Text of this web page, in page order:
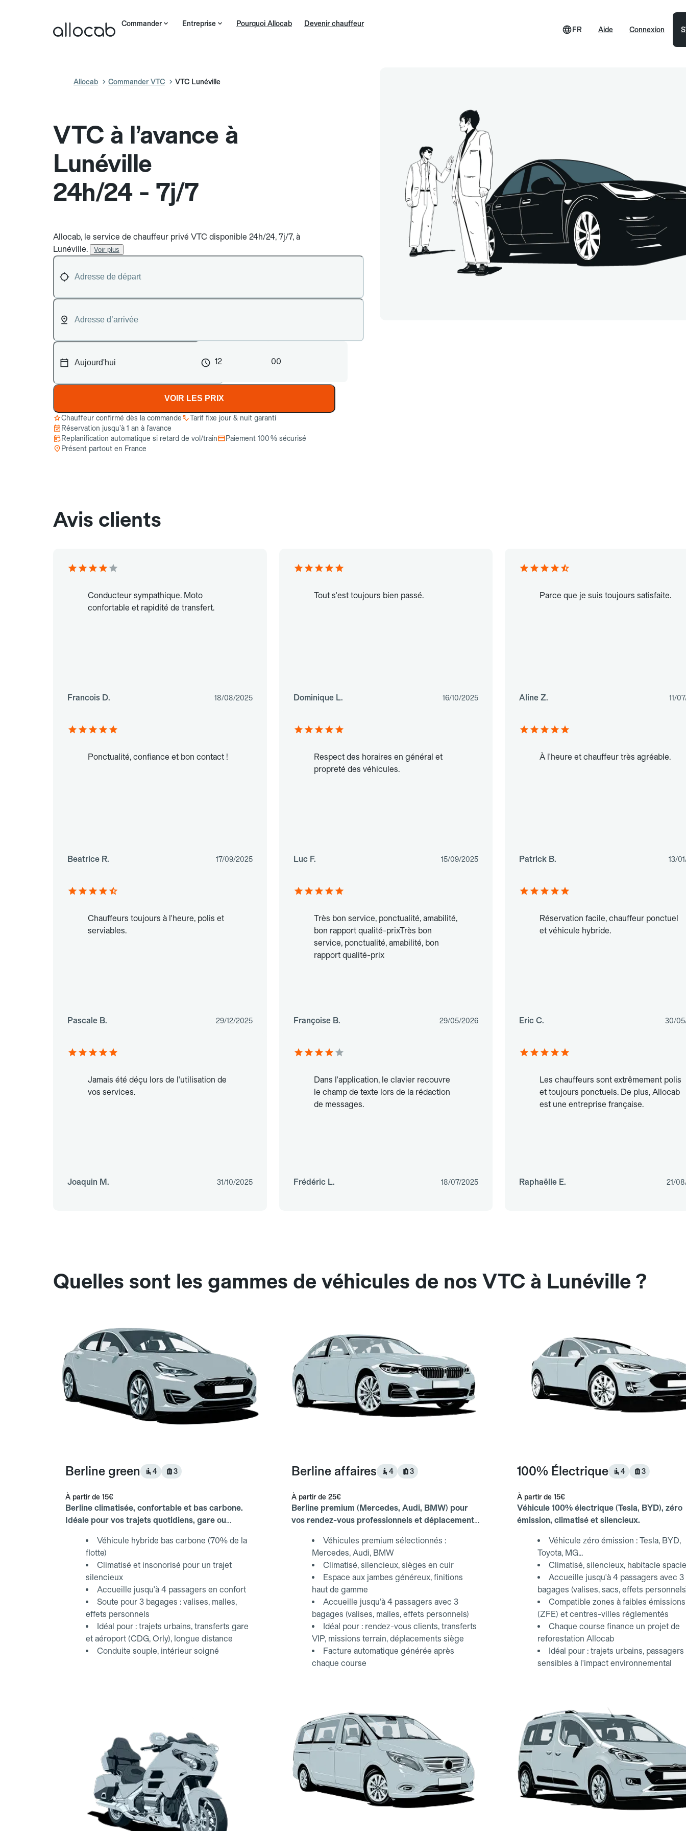
Commander Entreprise Pourquoi Allocab Devenir chauffeur
Aide
FR Connexion
Allocab Commander VTC VTC Lunéville
VTC à l’avance à
Lunéville
24h/24 - 7j/7
Allocab, le service de chauffeur privé VTC disponible 24h/24, 7j/7, à
Lunéville.
Voir plus
12 00
VOIR LES PRIX
Chauffeur confirmé dès la commande
Tarif fixe jour & nuit garanti
Réservation jusqu’à 1 an à l’avance
Replanification automatique si retard de vol/train
Paiement 100 % sécurisé
Présent partout en France
Avis clients
Conducteur sympathique. Moto
confortable et rapidité de transfert.
Francois D. 18/08/2025
Tout s'est toujours bien passé.
Dominique L. 16/10/2025
Parce que je suis toujours satisfaite.
Aline Z. 11/
Ponctualité, confiance et bon contact !
Beatrice R. 17/09/2025
Respect des horaires en général et
propreté des véhicules.
Luc F. 15/09/2025
À l'heure et chauffeur très agréable.
Patrick B. 13/
Chauffeurs toujours à l'heure, polis et
serviables.
Pascale B. 29/12/2025
Très bon service, ponctualité, amabilité,
bon rapport qualité-prixTrès bon
service, ponctualité, amabilité, bon
rapport qualité-prix
Françoise B. 29/05/2026
Réservation facile, chauffeur ponctuel
et véhicule hybride.
Eric C. 30/
Jamais été déçu lors de l'utilisation de
vos services.
Joaquin M. 31/10/2025
Dans l'application, le clavier recouvre
le champ de texte lors de la rédaction
de messages.
Frédéric L. 18/07/2025
Les chauffeurs sont extrêmement polis
et toujours ponctuels. De plus, Allocab
est une entreprise française.
Raphaëlle E. 21/
Quelles sont les gammes de véhicules de nos VTC à Lunéville ?
Berline green 4 3
À partir de 15€
Berline climatisée, confortable et bas carbone.
Idéale pour vos trajets quotidiens, gare ou
Véhicule hybride bas carbone (70% de la
flotte)
Climatisé et insonorisé pour un trajet
silencieux
Accueille jusqu'à 4 passagers en confort
Soute pour 3 bagages : valises, malles,
effets personnels
Idéal pour : trajets urbains, transferts gare
et aéroport (CDG, Orly), longue distance
Conduite souple, intérieur soigné
Berline affaires 4 3
À partir de 25€
Berline premium (Mercedes, Audi, BMW) pour
vos rendez-vous professionnels et déplacements
Véhicules premium sélectionnés :
Mercedes, Audi, BMW
Climatisé, silencieux, sièges en cuir
Espace aux jambes généreux, finitions
haut de gamme
Accueille jusqu'à 4 passagers avec 3
bagages (valises, malles, effets personnels)
Idéal pour : rendez-vous clients, transferts
VIP, missions terrain, déplacements siège
Facture automatique générée après
chaque course
100% Électrique 4 3
À partir de 15€
Véhicule 100% électrique (Tesla, BYD), zéro
émission, climatisé et silencieux.
Véhicule zéro émission : Tesla, BYD,
Toyota, MG...
Climatisé, silencieux, habitacle
Accueille jusqu'à 4 passagers avec 3
bagages (valises, sacs, effets
Compatible zones à faibles émissions
(ZFE) et centres-villes réglementés
Chaque course finance un projet de
reforestation Allocab
Idéal pour : trajets urbains, passagers
sensibles à l'impact environnemental